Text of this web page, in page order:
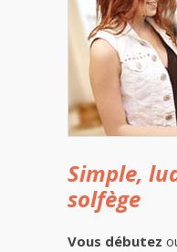
Simple,
solfège
Vous débutez